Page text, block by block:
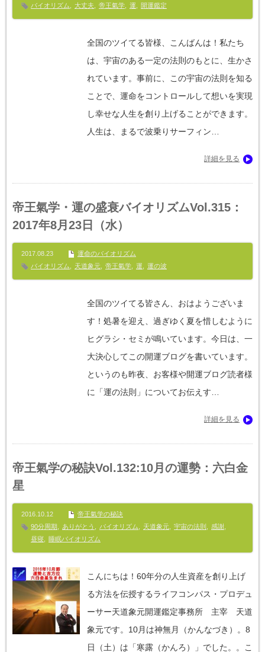
バイオリズム
大丈夫 帝王氣学 運 開運鑑定
全国のツイてる皆様、こんばんは！私たち
は、宇宙のある一定の法則のもとに、生かさ
れています。事前に、この宇宙の法則を知る
ことで、運命をコントロールして想いを実現
し幸せな人生を創り上げることができます。
人生は、まるで波乗りサーフィン…
詳細を見る
帝王氣学・運の盛衰バイオリズムVol.315：
2017年8月23日（水）
2017.08.23
運命のバイオリズム
バイオリズム
天道象元 帝王氣学 運 運の波
全国のツイてる皆さん、おはようございま
す！処暑を迎え、過ぎゆく夏を惜しむように
ヒグラシ・セミが鳴いています。今日は、一
大決心してこの開運ブログを書いています。
というのも昨夜、お客様や開運ブログ読者様
に「運の法則」についてお伝えす…
詳細を見る
帝王氣学の秘訣Vol.132:10月の運勢：六白金
星
2016.10.12
帝王氣学の秘訣
90分周期
ありがとう バイオリズム 天道象元 宇宙の法則 感謝
昼寝
睡眠バイオリズム
こんにちは！60年分の人生資産を創り上げ
る方法を伝授するライフコンパス・プロデュ
ーサー天道象元開運鑑定事務所 主宰 天道
象元です。10月は神無月（かんなづき）。8
日（土）は「寒露（かんろ）」でした。。こ